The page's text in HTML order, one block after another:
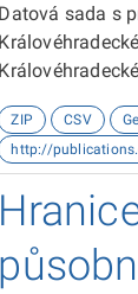
Datová sada s
ZIP CSV
http://